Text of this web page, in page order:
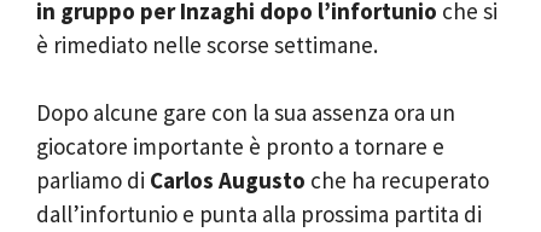
in gruppo per Inzaghi dopo l’infortunio che si
è rimediato nelle scorse settimane.
Dopo alcune gare con la sua assenza ora un
giocatore importante è pronto a tornare e
parliamo di Carlos Augusto che ha recuperato
dall’infortunio e punta alla prossima partita di